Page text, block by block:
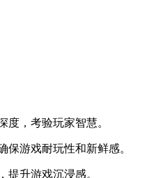
度，考验玩家智慧。
保游戏耐玩性和新鲜感。
提升游戏沉浸感。